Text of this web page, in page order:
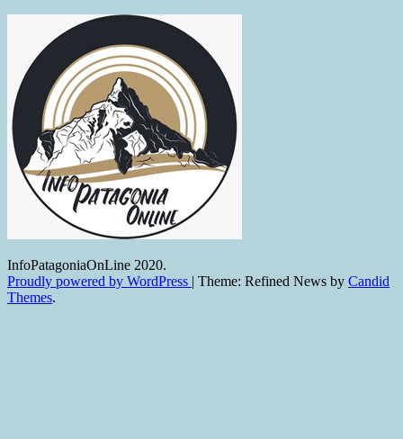
InfoPatagoniaOnLine 2020.
Proudly powered by WordPress | Theme: Refined News by Candid
Themes.